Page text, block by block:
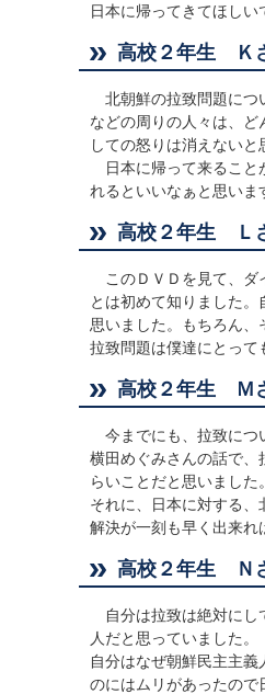
日本に帰ってきてほしい
高校２年生 Ｋ
北朝鮮の拉致問題につ
などの周りの人々は、
しての怒りは消えない
日本に帰って来ること
れるといいなぁと思いま
高校２年生 Ｌ
このＤＶＤを見て、
とは初めて知りました
思いました。もちろん、
拉致問題は僕達にとって
高校２年生 Ｍ
今までにも、拉致につ
横田めぐみさんの話で、
らいことだと思いました。
それに、日本に対する、
解決が一刻も早く出来れ
高校２年生 Ｎ
自分は拉致は絶対に
人だと思っていました。
自分はなぜ朝鮮民主主
のにはムリがあったので